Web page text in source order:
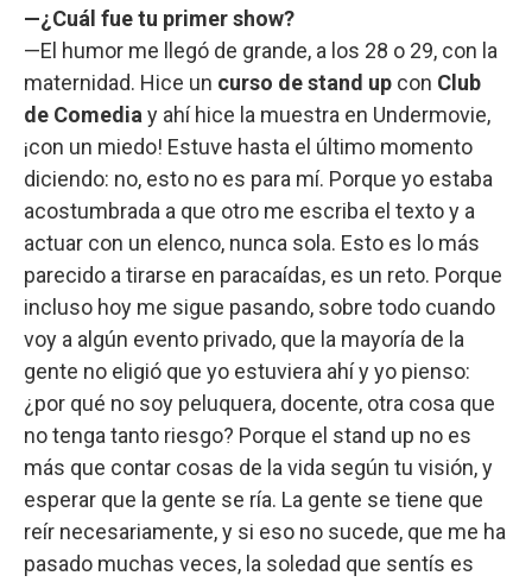
—¿Cuál fue tu primer show?
—El humor me llegó de grande, a los 28 o 29, con la
maternidad. Hice un curso de stand up con Club
de Comedia y ahí hice la muestra en Undermovie,
¡con un miedo! Estuve hasta el último momento
diciendo: no, esto no es para mí. Porque yo estaba
acostumbrada a que otro me escriba el texto y a
actuar con un elenco, nunca sola. Esto es lo más
parecido a tirarse en paracaídas, es un reto. Porque
incluso hoy me sigue pasando, sobre todo cuando
voy a algún evento privado, que la mayoría de la
gente no eligió que yo estuviera ahí y yo pienso:
¿por qué no soy peluquera, docente, otra cosa que
no tenga tanto riesgo? Porque el stand up no es
más que contar cosas de la vida según tu visión, y
esperar que la gente se ría. La gente se tiene que
reír necesariamente, y si eso no sucede, que me ha
pasado muchas veces, la soledad que sentís es